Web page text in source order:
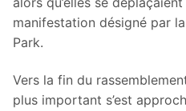
manifestation désigné par
Park.
Vers la fin du
plus important s’est